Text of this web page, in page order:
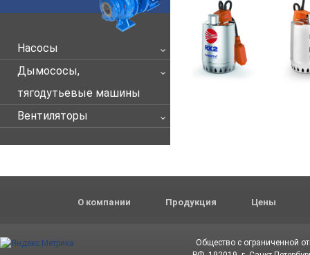
Насосы
Дымососы,
тягодутьевые машины
Вентиляторы
О компании Продукция Цены
Общество с ограниченной